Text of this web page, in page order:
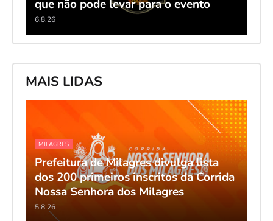
que não pode levar para o evento
6.8.26
MAIS LIDAS
MILAGRES
Prefeitura de Milagres divulga lista
dos 200 primeiros inscritos da Corrida
Nossa Senhora dos Milagres
5.8.26